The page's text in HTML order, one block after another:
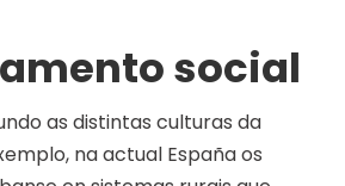
social
as distintas culturas da
na actual España os